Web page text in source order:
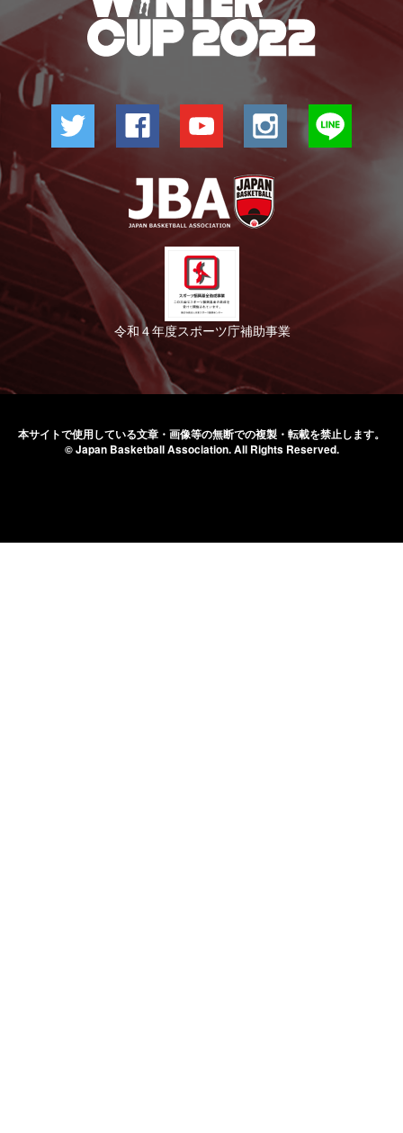
令和４年度スポーツ庁補助事業
本サイトで使用している文章・画像等の無断での複製・転載を禁止します。
© Japan Basketball Association.All Rights Reserved.